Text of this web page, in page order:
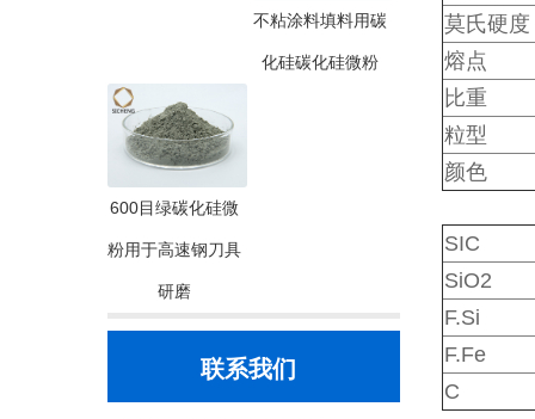
不粘涂料填料用碳
化硅碳化硅微粉
600目绿碳化硅微
粉用于高速钢刀具
研磨
联系我们
莫氏硬度
熔点
比重
粒型
颜色
SIC
SiO2
F.Si
F.Fe
C